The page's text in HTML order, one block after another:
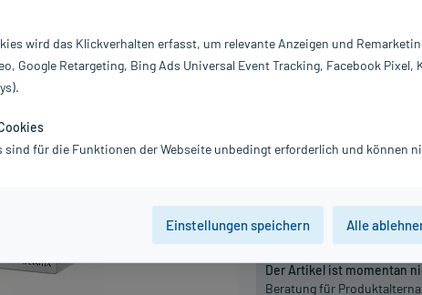
60 St 180 St
Der Artikel ist momentan
Beratung für
Hersteller:
wird das Klickverhalten erfasst, um relevante Anzeigen und
Google Retargeting, Bing Ads Universal Event Tracking, Facebook
sind für die Funktionen der Webseite unbedingt erforderlich und können
Einstellungen speichern Alle